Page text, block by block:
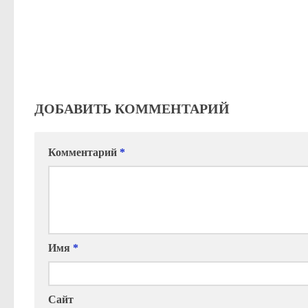
ДОБАВИТЬ КОММЕНТАРИЙ
Комментарий *
Имя *
Сайт